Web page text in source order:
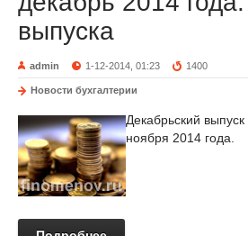
выпуска
admin 1-12-2014, 01:23 1400
Новости бухгалтерии
Декабрьский
ноября 2014 года.